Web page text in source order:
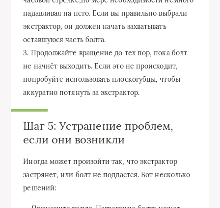
надавливая на него. Если вы правильно выбрали
экстрактор, он должен начать захватывать
оставшуюся часть болта.
3. Продолжайте вращение до тех пор, пока болт
не начнёт выходить. Если это не происходит,
попробуйте использовать плоскогубцы, чтобы
аккуратно потянуть за экстрактор.
Шаг 5: Устранение проблем,
если они возникли
Иногда может произойти так, что экстрактор
застрянет, или болт не поддастся. Вот несколько
решений: